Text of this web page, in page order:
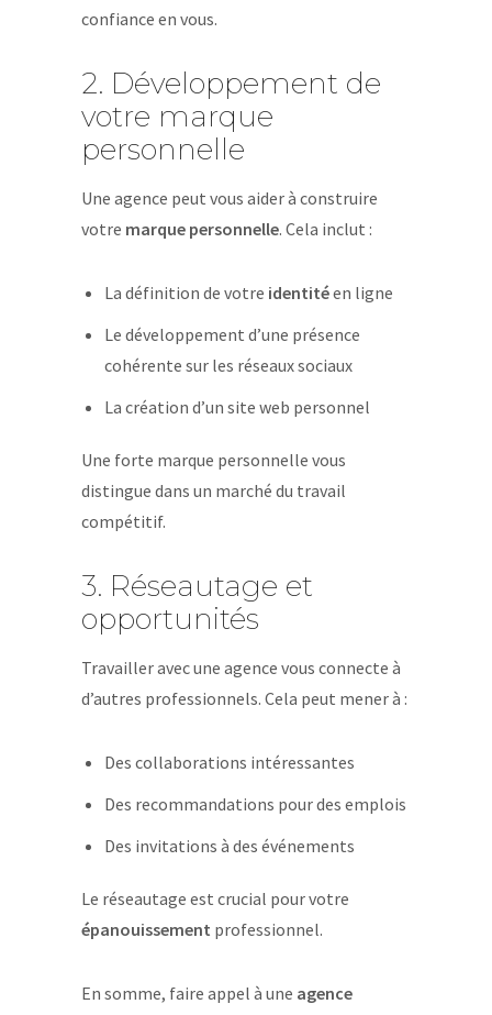
confiance en vous.
2. Développement de
votre marque
personnelle
Une agence peut vous aider à construire
votre marque personnelle. Cela inclut :
La définition de votre identitéen ligne
Le développement d’une présence
cohérente sur les réseaux sociaux
La création d’un site web personnel
Une forte marque personnelle vous
distingue dans un marché du travail
compétitif.
3. Réseautage et
opportunités
Travailler avec une agence vous connecte à
d’autres professionnels. Cela peut mener à :
Des collaborations intéressantes
Des recommandations pour des emplois
Des invitations à des événements
Le réseautage est crucial pour votre
épanouissement professionnel.
En somme, faire appel à une agence